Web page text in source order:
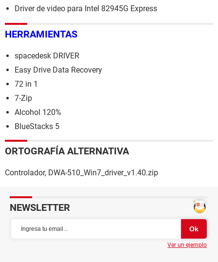
Driver de video para Intel 82945G Express
HERRAMIENTAS
spacedesk DRIVER
Easy Drive Data Recovery
72 in 1
7-Zip
Alcohol 120%
BlueStacks 5
ORTOGRAFÍA ALTERNATIVA
Controlador, DWA-510_Win7_driver_v1.40.zip
NEWSLETTER
Ver un ejemplo